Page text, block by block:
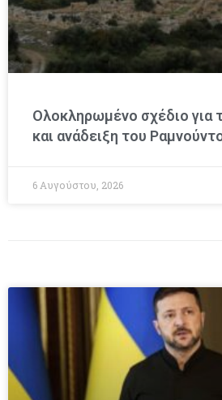
Ολοκληρωμένο σχέδιο για
και ανάδειξη του
6 Αυγούστου, 2026